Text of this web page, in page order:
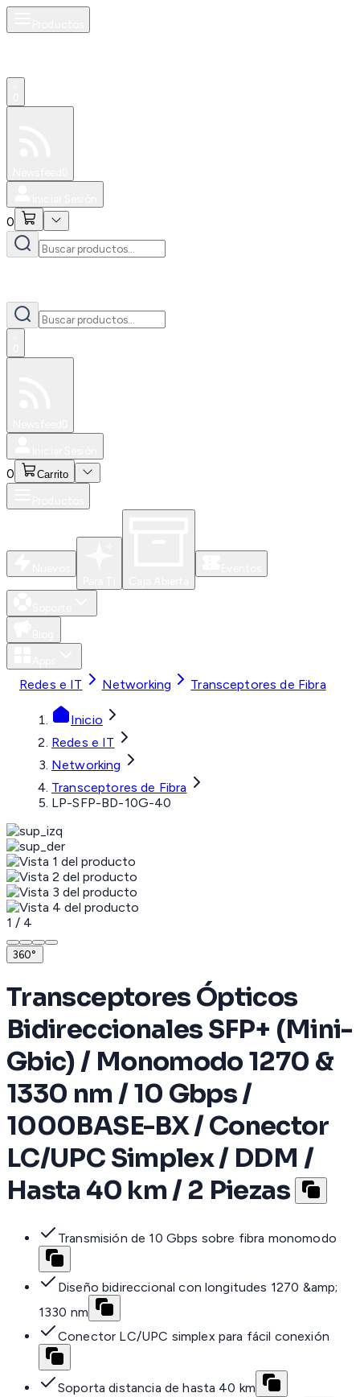
0
0 Carrito
Redes e IT Networking Transceptores de Fibra
Inicio
Redes e IT
Networking
Transceptores de Fibra
LP-SFP-BD-10G-40
1 / 4
360°
Transceptores Ópticos
Bidireccionales SFP+ (Mini-
Gbic) / Monomodo 1270 &
1330 nm / 10 Gbps /
1000BASE-BX / Conector
LC/UPC Simplex / DDM /
Hasta 40 km / 2 Piezas
Transmisión de 10 Gbps sobre fibra monomodo
Diseño bidireccional con longitudes 1270 &amp;
1330 nm
Conector LC/UPC simplex para fácil conexión
Soporta distancia de hasta 40 km